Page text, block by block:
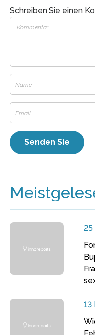
Schreiben Sie einen
25
13